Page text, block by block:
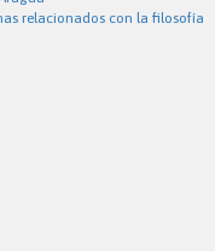
relacionados con la filosofía